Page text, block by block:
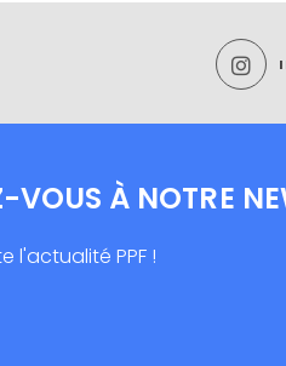
VOUS À NOTRE
l'actualité PPF !